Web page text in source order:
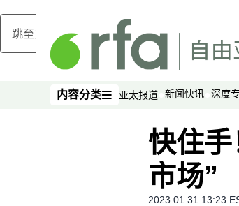
跳至主内容
内容分类
内容分类 亚太报道 新闻快讯 深度
快住
市场”
2023.01.31 13:23